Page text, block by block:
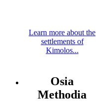
Learn more about the
settlements of
Kimolos...
Osia
Methodia